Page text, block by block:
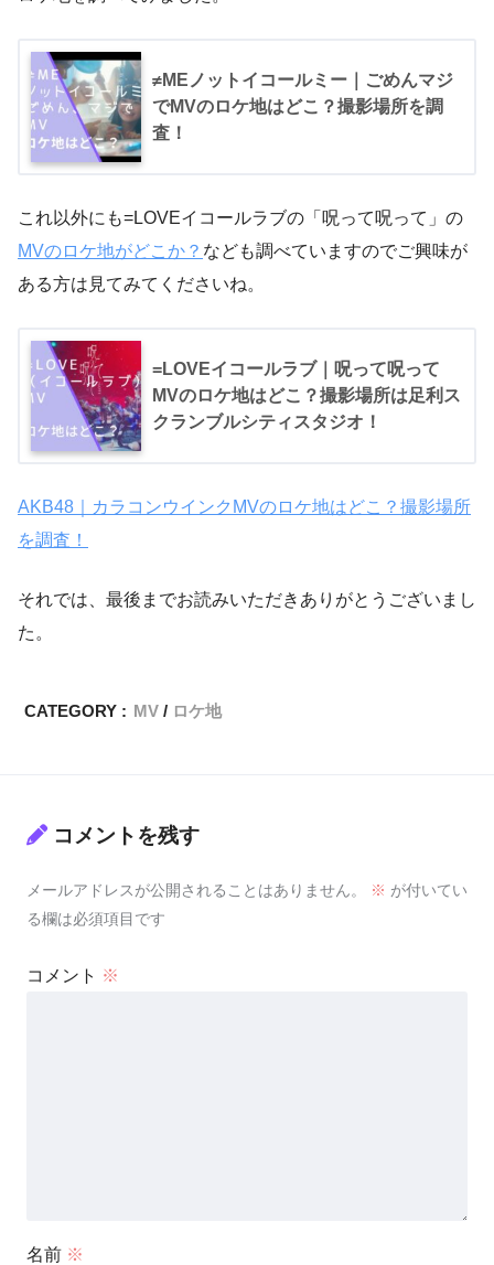
≠MEノットイコールミー｜ごめんマジ
でMVのロケ地はどこ？撮影場所を調
査！
これ以外にも=LOVEイコールラブの「呪って呪って」の
MVのロケ地がどこか？ なども調べていますのでご興味が
ある方は見てみてくださいね。
=LOVEイコールラブ｜呪って呪って
MVのロケ地はどこ？撮影場所は足利ス
クランブルシティスタジオ！
AKB48｜カラコンウインクMVのロケ地はどこ？撮影場所
を調査！
それでは、最後までお読みいただきありがとうございまし
た。
CATEGORY : MV ロケ地
コメントを残す
メールアドレスが公開されることはありません。 ※ が付いてい
る欄は必須項目です
コメント ※
名前 ※